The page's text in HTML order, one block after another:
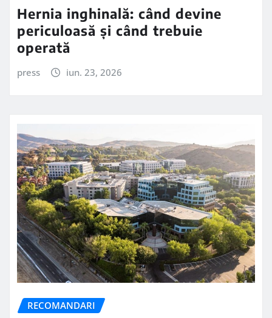
Hernia inghinală: când devine
periculoasă și când trebuie
operată
press iun. 23, 2026
RECOMANDARI